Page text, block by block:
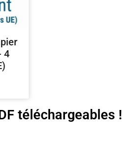
4
téléchargeables !